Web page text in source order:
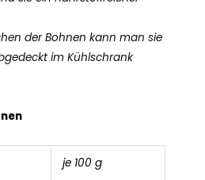
der Bohnen kann man sie
im Kühlschrank
je 100 g